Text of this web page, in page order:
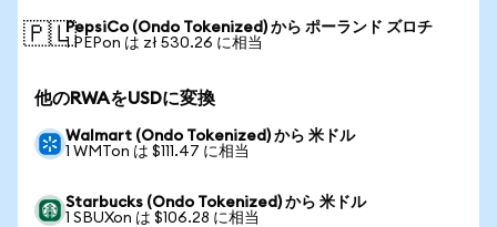
🇵🇱PepsiCo (Ondo Tokenized) から ポーランド ズロチ
1 PEPon は zł 530.26 に相当
他のRWAをUSDに変換
Walmart (Ondo Tokenized) から 米ドル
1 WMTon は $111.47 に相当
Starbucks (Ondo Tokenized) から 米ドル
1 SBUXon は $106.28 に相当